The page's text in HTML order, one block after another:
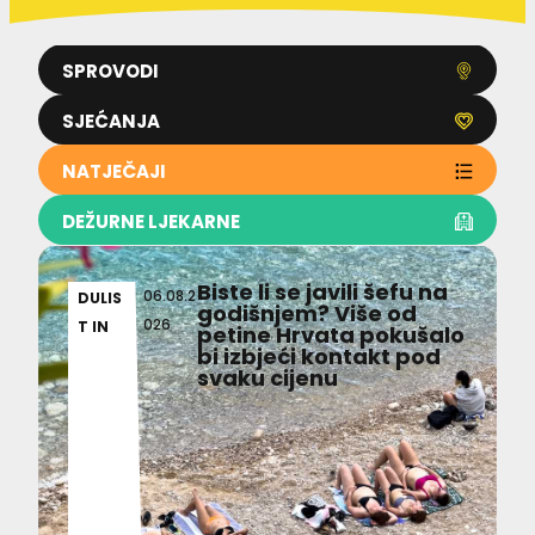
SPROVODI
SJEĆANJA
NATJEČAJI
DEŽURNE LJEKARNE
DULIS
T IN
06.08.2
026
Biste li se javili šefu na
godišnjem? Više od
petine Hrvata pokušalo
bi izbjeći kontakt pod
svaku cijenu